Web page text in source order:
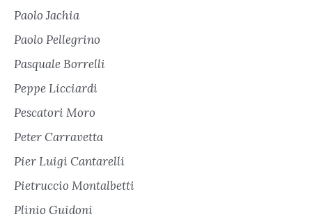
Paolo Jachia
Paolo Pellegrino
Pasquale Borrelli
Peppe Licciardi
Pescatori Moro
Peter Carravetta
Pier Luigi Cantarelli
Pietruccio Montalbetti
Plinio Guidoni